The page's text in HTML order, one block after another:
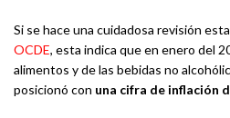
Si se hace una cuidadosa revisión
OCDE, esta indica que en enero del
alimentos y de las bebidas no
posicionó con una cifra de inflación